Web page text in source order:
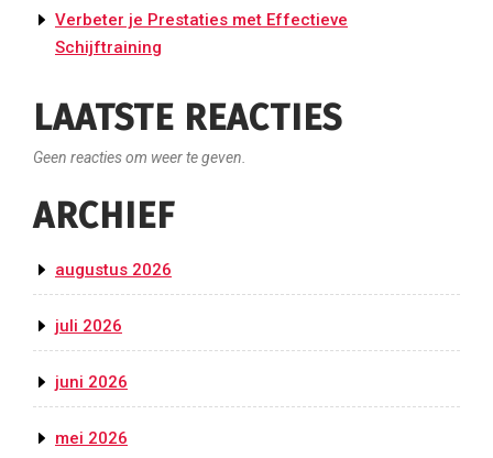
Verbeter je Prestaties met Effectieve
Schijftraining
LAATSTE REACTIES
Geen reacties om weer te geven.
ARCHIEF
augustus 2026
juli 2026
juni 2026
mei 2026